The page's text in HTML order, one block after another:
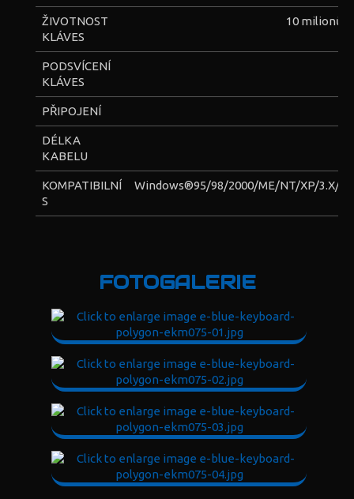
ŽIVOTNOST
KLÁVES
10 milionů
PODSVÍCENÍ
KLÁVES
PŘIPOJENÍ
DÉLKA
KABELU
KOMPATIBILNÍ
S
Windows®95/98/2000/ME/NT/XP/3.X/
FOTOGALERIE